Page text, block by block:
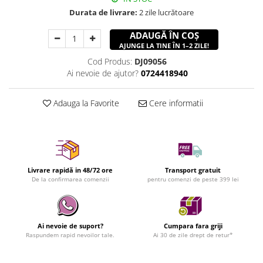
Durata de livrare: 2 zile lucrătoare
ADAUGĂ ÎN COȘ
AJUNGE LA TINE ÎN 1–2 ZILE!
Cod Produs: DJ09056
Ai nevoie de ajutor? 0724418940
Adauga la Favorite Cere informatii
Livrare rapidă in 48/72 ore
De la confirmarea comenzii
Transport gratuit
pentru comenzi de peste 399 lei
Ai nevoie de suport?
Raspundem rapid nevoilor tale.
Cumpara fara griji
Ai 30 de zile drept de retur*